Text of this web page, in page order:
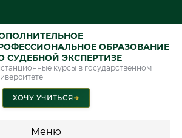
ОБРАЗОВАНИЕ
СУДЕБНОЙ ЭКСПЕРТИЗЕ
курсы в государственном
ХОЧУ УЧИТЬСЯ➜
Меню